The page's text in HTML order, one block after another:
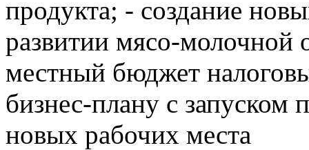
продукта; - создание
развитии мясо-молочной
местный бюджет
бизнес-плану с запуском
новых рабочих места